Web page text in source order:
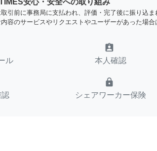
引前に事務局に支払われ、評価・完了後に振り込
容のサービスやリクエストやユーザーがあった場合
ル
assignment_ind
本人確認
lock
シェアワーカー保険